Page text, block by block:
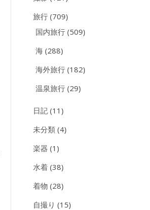
旅行 (709)
国内旅行 (509)
海 (288)
海外旅行 (182)
温泉旅行 (29)
日記 (11)
未分類 (4)
楽器 (1)
水着 (38)
着物 (28)
自撮り (15)